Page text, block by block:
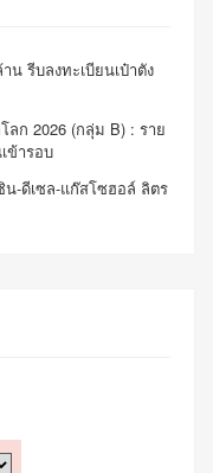
รีบลงทะเบียนเป๋าตัง
ลก 2026 (กลุ่ม B) : ราย
ข้ารอบ
-ดีเซล-แก๊สโซฮอล์ ลิตร